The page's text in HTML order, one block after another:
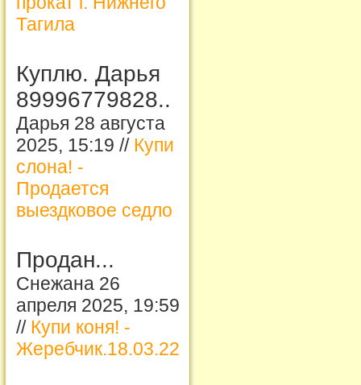
Тагила
Куплю. Дарья
89996779828..
Дарья 28 августа
2025, 15:19 // Купи
слона! -
Продается
выездковое седло
Продан...
Снежана 26
апреля 2025, 19:59
// Купи коня! -
Жеребчик.18.03.22